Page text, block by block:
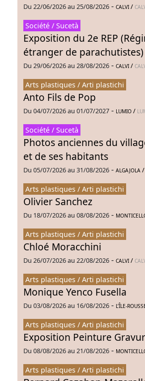
Du 22/06/2026 au 25/08/2026 - CALVI /
Société / Sucetà
Exposition du 2e REP
étranger de parachutistes)
Du 29/06/2026 au 28/08/2026 - CALVI /
Arts plastiques / Arti plastichi
Anto Fils de Pop
Du 04/07/2026 au 01/07/2027 - LUMIO /
Société / Sucetà
Photos anciennes du
et de ses habitants
Du 05/07/2026 au 31/08/2026 - ALGAJOLA /
Arts plastiques / Arti plastichi
Olivier Sanchez
Du 18/07/2026 au 08/08/2026 -
Arts plastiques / Arti plastichi
Chloé Moracchini
Du 26/07/2026 au 22/08/2026 - CALVI /
Arts plastiques / Arti plastichi
Monique Yenco Fusella
Du 03/08/2026 au 16/08/2026 - L’ÎLE-
Arts plastiques / Arti plastichi
Exposition Peinture
Du 08/08/2026 au 21/08/2026 -
Arts plastiques / Arti plastichi